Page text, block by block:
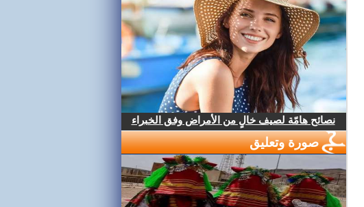
نصائح هامّة لصيف خالٍ من الأمراض وفق الخبراء
صورة وتعليق